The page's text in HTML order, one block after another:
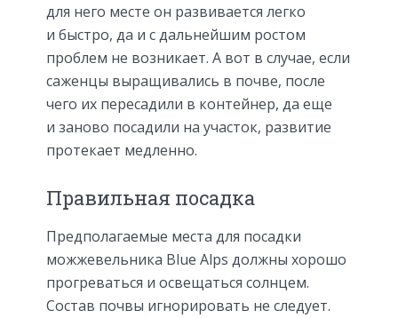
для него месте он развивается легко
и быстро, да и с дальнейшим ростом
проблем не возникает. А вот в случае, если
саженцы выращивались в почве, после
чего их пересадили в контейнер, да еще
и заново посадили на участок, развитие
протекает медленно.
Правильная посадка
Предполагаемые места для посадки
можжевельника Blue Alps должны хорошо
прогреваться и освещаться солнцем.
Состав почвы игнорировать не следует.